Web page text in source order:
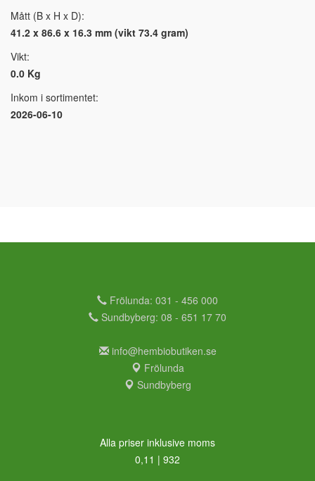
Mått (B x H x D):
41.2 x 86.6 x 16.3 mm (vikt 73.4 gram)
Vikt:
0.0 Kg
Inkom i sortimentet:
2026-06-10
Frölunda: 031 - 456 000
Sundbyberg: 08 - 651 17 70
info@hembiobutiken.se
Frölunda
Sundbyberg
Alla priser inklusive moms
0,11 | 932